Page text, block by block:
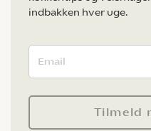
indbakken hver uge.
Tilmeld